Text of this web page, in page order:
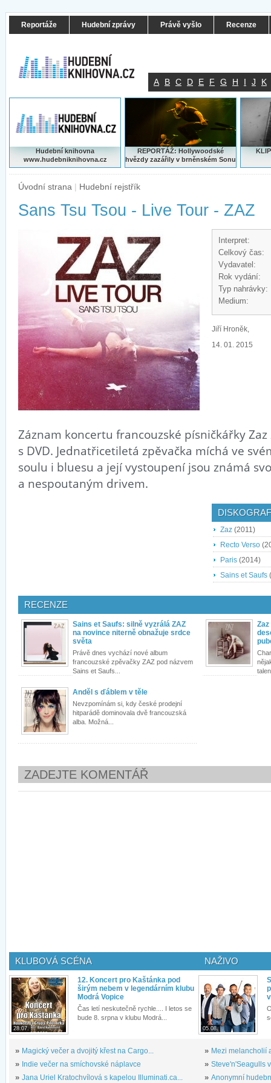
Reportáže Hudební zprávy Právě vyšlo Recenze
A B C D E F G H I J K
Hudební knihovna
www.hudebniknihovna.cz
REPORTÁŽ: Hollywoodské
hvězdy zazářily v brněnském Sonu
Úvodní strana | Hudební rejstřík
Sans Tsu Tsou - Live Tour - ZAZ
Interpret:
Celkový čas:
Vydavatel:
Rok vydání:
Typ nahrávky:
Medium:
Jiří Hroněk,
14. 01. 2015
Záznam koncertu francouzské písničkářky Zaz
s DVD. Jednatřicetiletá zpěvačka míchá ve
soulu i bluesu a její vystoupení jsou známá
a nespoutaným drivem.
Zaz (2011)
Recto Verso
Paris (2014)
Sains et Saufs
RECENZE
Sains et Saufs: silně vyzrálá ZAZ
na novince niterně obnažuje srdce
světa
Právě dnes vychází nové album
francouzské zpěvačky ZAZ pod názvem
Sains et Saufs...
Anděl s ďáblem v těle
Nevzpomínám si, kdy české prodejní
hitparádě dominovala dvě francouzská
alba. Možná...
ZADEJTE KOMENTÁŘ
KLUBOVÁ SCÉNA
28.07.
12. Koncert pro Kaštánka pod
širým nebem v legendárním klubu
Modrá Vopice
Čas letí neskutečně rychle.... I letos se
bude 8. srpna v klubu Modrá...
» Magický večer a dvojitý křest na Cargo...
» Indie večer na smíchovské náplavce
» Jana Uriel Kratochvílová s kapelou Illuminati.ca...
NAŽIVO
05.08.
» Mezi melancholií
» Steve'n'Seagulls
» Anonymní